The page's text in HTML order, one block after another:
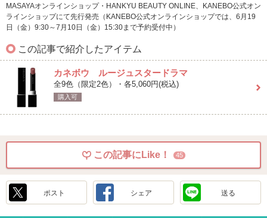
MASAYAオンラインショップ・HANKYU BEAUTY ONLINE、KANEBO公式オン
ラインショップにて先行発売（KANEBO公式オンラインショップでは、6月19
日（金）9:30～7月10日（金）15:30まで予約受付中）
この記事で紹介したアイテム
カネボウ ルージュスタードラマ
全9色（限定2色）・各5,060円(税込)
購入可
この記事にLike！ 45
ポスト シェア 送る